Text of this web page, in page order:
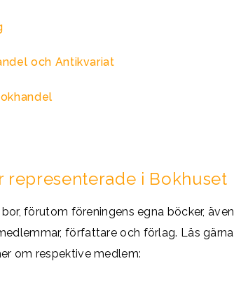
och Antikvariat
representerade i Bokhuset
bor, förutom föreningens egna böcker, även
författare och förlag. Läs gärna
om respektive medlem: